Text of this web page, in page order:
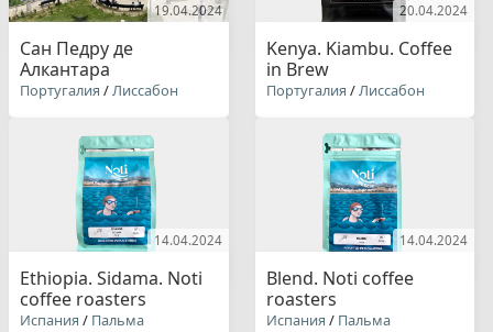
19.04.2024
Сан Педру де
Алкантара
Португалия / Лиссабон
20.04.2024
Kenya. Kiambu. Coffee
in Brew
Португалия / Лиссабон
14.04.2024
Ethiopia. Sidama. Noti
coffee roasters
Испания / Пальма
14.04.2024
Blend. Noti coffee
roasters
Испания / Пальма